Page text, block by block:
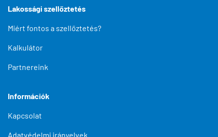
Lakossági szellőztetés
Miért fontos a szellőztetés?
Kalkulátor
Partnereink
Információk
Kapcsolat
Adatvédelmi irányelvek